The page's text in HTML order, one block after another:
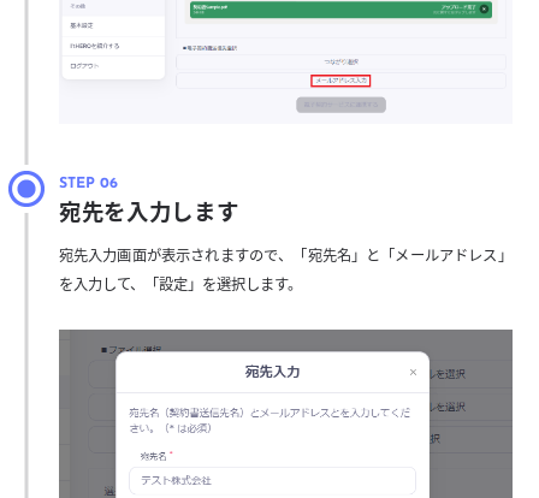
宛先を入力します
宛先入力画面が表示されますので、「宛先名」と「メールアドレス」
を入力して、「設定」を選択します。